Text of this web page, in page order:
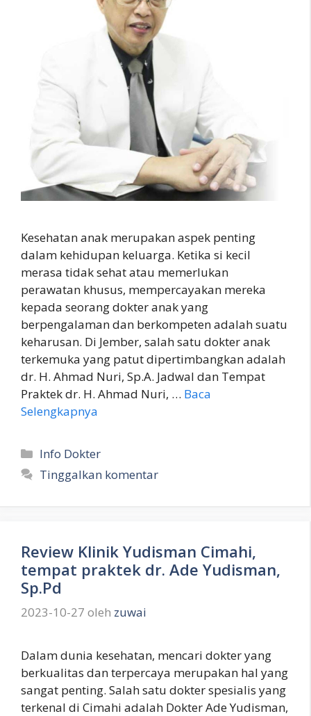
Kesehatan anak merupakan aspek penting
dalam kehidupan keluarga. Ketika si kecil
merasa tidak sehat atau memerlukan
perawatan khusus, mempercayakan mereka
kepada seorang dokter anak yang
berpengalaman dan berkompeten adalah suatu
keharusan. Di Jember, salah satu dokter anak
terkemuka yang patut dipertimbangkan adalah
dr. H. Ahmad Nuri, Sp.A. Jadwal dan Tempat
Praktek dr. H. Ahmad Nuri, … Baca
Selengkapnya
Kategori
Info Dokter
Tinggalkan komentar
Review Klinik Yudisman Cimahi,
tempat praktek dr. Ade Yudisman,
Sp.Pd
2023-10-27 oleh zuwai
Dalam dunia kesehatan, mencari dokter yang
berkualitas dan terpercaya merupakan hal yang
sangat penting. Salah satu dokter spesialis yang
terkenal di Cimahi adalah Dokter Ade Yudisman,